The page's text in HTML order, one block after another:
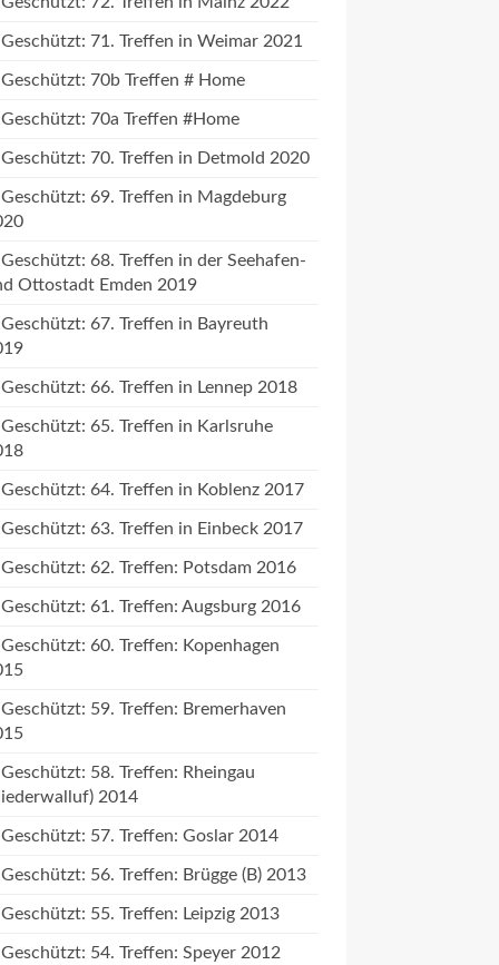
Geschützt: 71. Treffen in Weimar 2021
Geschützt: 70b Treffen # Home
Geschützt: 70a Treffen #Home
Geschützt: 70. Treffen in Detmold 2020
Geschützt: 69. Treffen in Magdeburg
Geschützt: 68. Treffen in der Seehafen-
Ottostadt Emden 2019
Geschützt: 67. Treffen in Bayreuth
Geschützt: 66. Treffen in Lennep 2018
Geschützt: 65. Treffen in Karlsruhe
Geschützt: 64. Treffen in Koblenz 2017
Geschützt: 63. Treffen in Einbeck 2017
Geschützt: 62. Treffen: Potsdam 2016
Geschützt: 61. Treffen: Augsburg 2016
Geschützt: 60. Treffen: Kopenhagen
Geschützt: 59. Treffen: Bremerhaven
Geschützt: 58. Treffen: Rheingau
2014
Geschützt: 57. Treffen: Goslar 2014
Geschützt: 56. Treffen: Brügge (B) 2013
Geschützt: 55. Treffen: Leipzig 2013
Geschützt: 54. Treffen: Speyer 2012